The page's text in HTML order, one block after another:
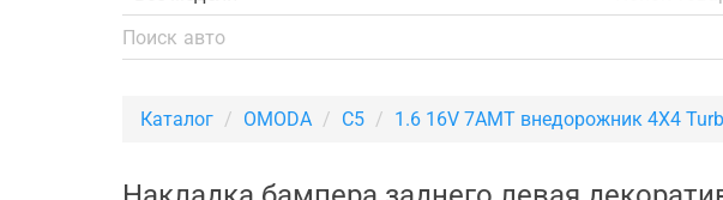
Каталог OMODA C5 1.6 16V 7AMT внедорожник 4X4